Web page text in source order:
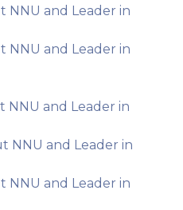
and Leader in
and Leader in
and Leader in
and Leader in
and Leader in